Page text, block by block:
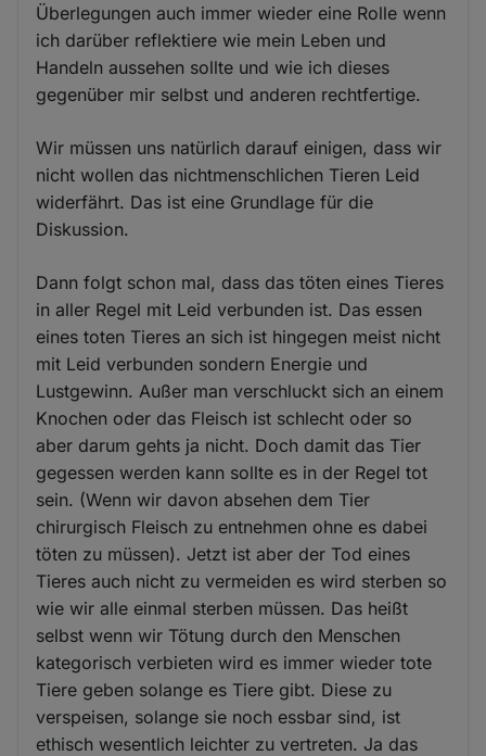
Überlegungen auch immer wieder eine Rolle wenn
ich darüber reflektiere wie mein Leben und
Handeln aussehen sollte und wie ich dieses
gegenüber mir selbst und anderen rechtfertige.
Wir müssen uns natürlich darauf einigen, dass wir
nicht wollen das nichtmenschlichen Tieren Leid
widerfährt. Das ist eine Grundlage für die
Diskussion.
Dann folgt schon mal, dass das töten eines Tieres
in aller Regel mit Leid verbunden ist. Das essen
eines toten Tieres an sich ist hingegen meist nicht
mit Leid verbunden sondern Energie und
Lustgewinn. Außer man verschluckt sich an einem
Knochen oder das Fleisch ist schlecht oder so
aber darum gehts ja nicht. Doch damit das Tier
gegessen werden kann sollte es in der Regel tot
sein. (Wenn wir davon absehen dem Tier
chirurgisch Fleisch zu entnehmen ohne es dabei
töten zu müssen). Jetzt ist aber der Tod eines
Tieres auch nicht zu vermeiden es wird sterben so
wie wir alle einmal sterben müssen. Das heißt
selbst wenn wir Tötung durch den Menschen
kategorisch verbieten wird es immer wieder tote
Tiere geben solange es Tiere gibt. Diese zu
verspeisen, solange sie noch essbar sind, ist
ethisch wesentlich leichter zu vertreten. Ja das